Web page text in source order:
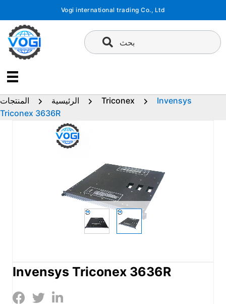
المحتوى
Vogi international trading Co., Ltd
بحث
الرئيسية المنتجات Triconex
Invensys
Triconex 3636R
Invensys Triconex 3636R